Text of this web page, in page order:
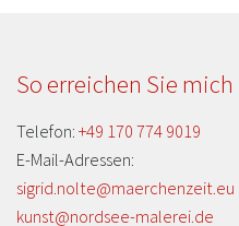
So erreichen Sie mich
Telefon: +49 170 774 9019
E-Mail-Adressen:
sigrid.nolte@maerchenzeit.eu
kunst@nordsee-malerei.de